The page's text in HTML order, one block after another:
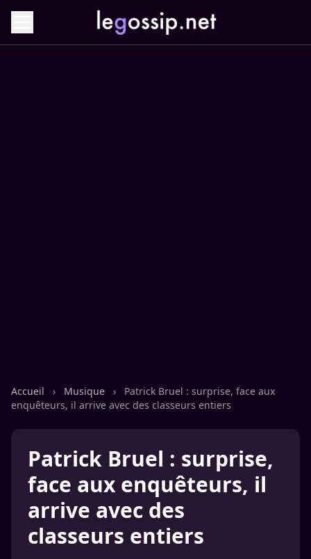
Accueil › Musique ›
Patrick Bruel : surprise, face aux
enquêteurs, il arrive avec des classeurs entiers
Patrick Bruel : surprise,
face aux enquêteurs, il
arrive avec des
classeurs entiers